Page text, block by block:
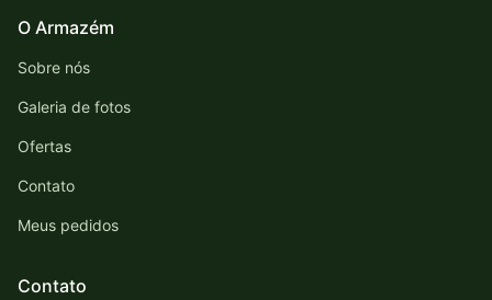
O Armazém
Sobre nós
Galeria de fotos
Ofertas
Contato
Meus pedidos
Contato